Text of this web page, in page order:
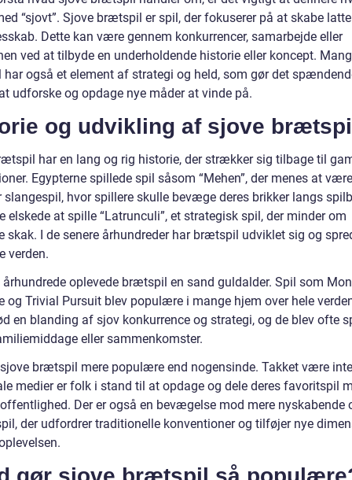
“sjovt”. Sjove brætspil er spil, der fokuserer på at skabe
Dette kan være gennem konkurrencer, samarbejde eller
ved at tilbyde en underholdende historie eller koncept.
også et element af strategi og held, som gør det
udforske og opdage nye måder at vinde på.
og udvikling af sjove
har en lang og rig historie, der strækker sig tilbage til
Egypterne spillede spil såsom “Mehen”, der menes at
hvor spillere skulle bevæge deres brikker langs
elskede at spille “Latrunculi”, et strategisk spil, der minder om
skak. I de senere århundreder har brætspil udviklet sig og
verden.
århundrede oplevede brætspil en sand guldalder. Spil som
og Trivial Pursuit blev populære i mange hjem over hele
en blanding af sjov konkurrence og strategi, og de blev ofte
eller sammenkomster.
brætspil mere populære end nogensinde. Takket være
medier er folk i stand til at opdage og dele deres favoritspil
Der er også en bevægelse mod mere nyskabende
der udfordrer traditionelle konventioner og tilføjer nye